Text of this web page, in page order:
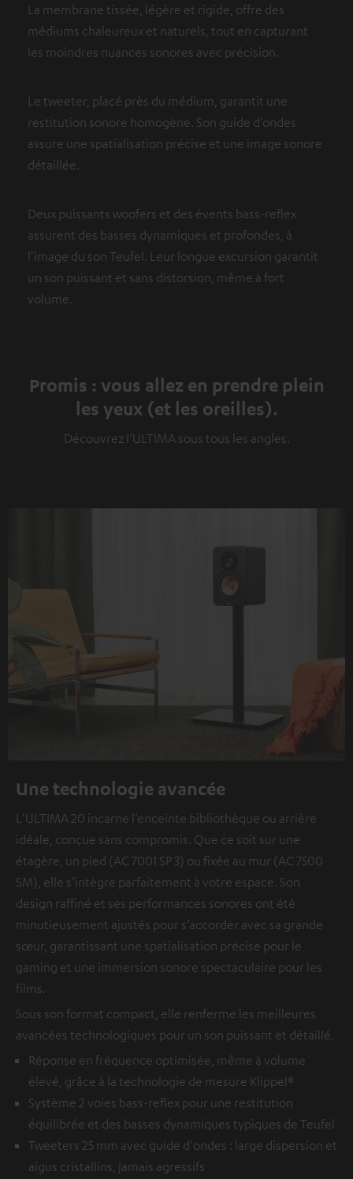
La membrane tissée, légère et rigide, offre des
médiums chaleureux et naturels, tout en capturant
les moindres nuances sonores avec précision.
Le tweeter, placé près du médium, garantit une
restitution sonore homogène. Son guide d’ondes
assure une spatialisation précise et une image sonore
détaillée.
Deux puissants woofers et des évents bass-reflex
assurent des basses dynamiques et profondes, à
l'image du son Teufel. Leur longue excursion garantit
un son puissant et sans distorsion, même à fort
volume.
Promis : vous allez en prendre plein
les yeux (et les oreilles).
Découvrez l’ULTIMA sous tous les angles.
Une technologie avancée
L'ULTIMA 20 incarne l’enceinte bibliothèque ou arrière
idéale, conçue sans compromis. Que ce soit sur une
étagère, un pied (AC 7001 SP 3) ou fixée au mur (AC 7500
SM), elle s’intègre parfaitement à votre espace. Son
design raffiné et ses performances sonores ont été
minutieusement ajustés pour s’accorder avec sa grande
sœur, garantissant une spatialisation précise pour le
gaming et une immersion sonore spectaculaire pour les
films.
Sous son format compact, elle renferme les meilleures
avancées technologiques pour un son puissant et détaillé.
Réponse en fréquence optimisée, même à volume
élevé, grâce à la technologie de mesure Klippel®
Système 2 voies bass-reflex pour une restitution
équilibrée et des basses dynamiques typiques de Teufel
Tweeters 25 mm avec guide d'ondes : large dispersion et
aigus cristallins, jamais agressifs